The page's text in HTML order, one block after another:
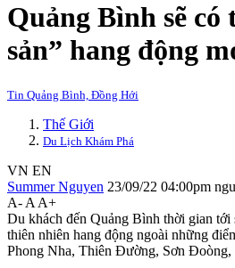
Quảng Bình sẽ có
sản” hang động
Tin Quảng Bình, Đồng Hới
Thế Giới
Du Lịch Khám Phá
VN EN
Summer Nguyen 23/09/22 04:00pm
A- A A+
Du khách đến Quảng Bình thời gian tới
thiên nhiên hang động ngoài những
Phong Nha, Thiên Đường, Sơn Đoòng,